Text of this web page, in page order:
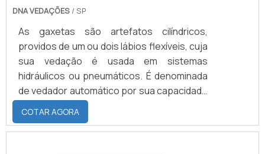
DNA VEDAÇÕES / SP
As gaxetas são artefatos cilíndricos,
providos de um ou dois lábios flexíveis, cuja
sua vedação é usada em sistemas
hidráulicos ou pneumáticos. É denominada
de vedador automático por sua capacidade
de vedar com a própria pressão a parede
do cilindro da haste ou do êmbolo. As
gaxetas fazem a vedação para sistemas de
COTAR AGORA